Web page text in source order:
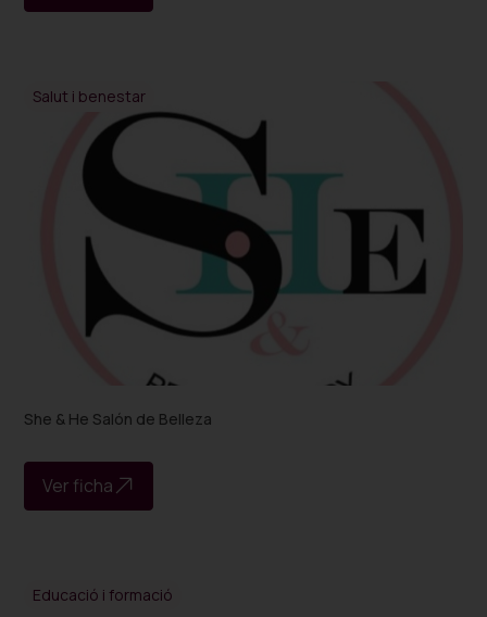
Salut i benestar
She & He Salón de Belleza
Ver ficha
Educació i formació